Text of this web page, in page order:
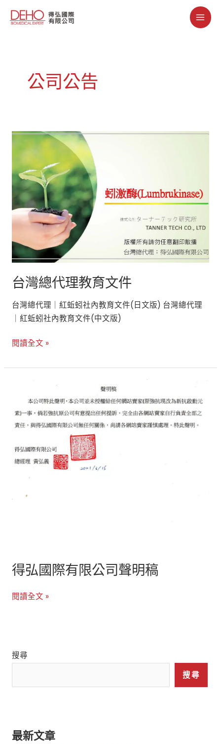
公司公告
台灣總代理教育文件
台灣總代理｜紅蚯蚓社內教育文件(日文版) 台灣總代理
｜紅蚯蚓社內教育文件(中文版)
台
代
教
育
件
閱讀全文 »
得弘國際有限公司聲明稿
國
際
限
公
閱讀全文 »
搜尋
搜尋
最新文章